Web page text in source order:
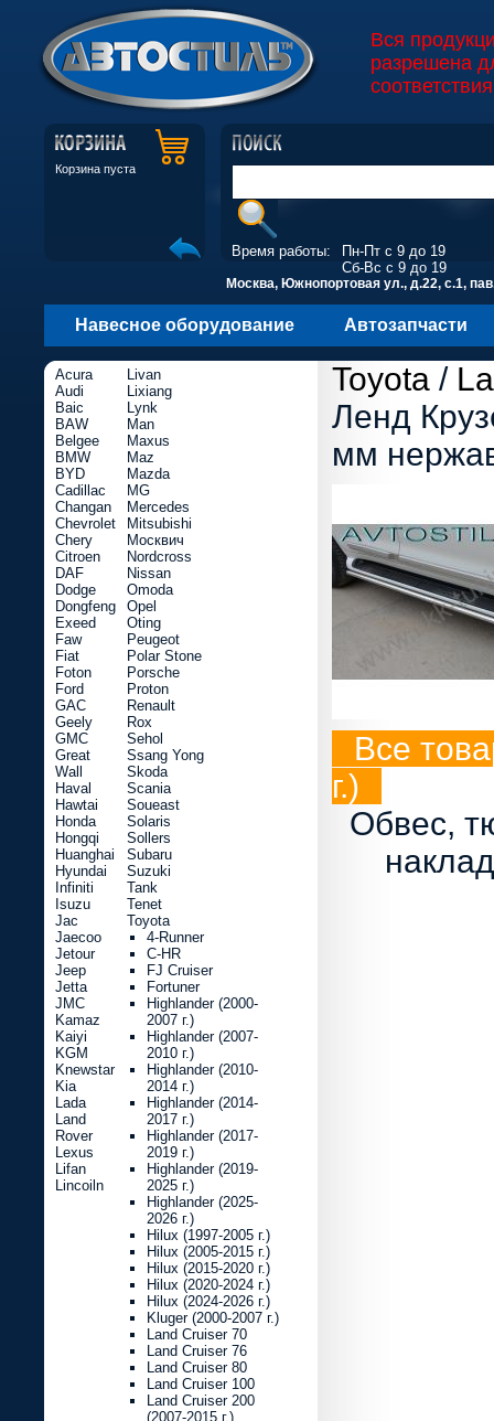
Вся
разрешена
Корзина пуста
Время работы:
Пн-Пт с 9 до 19
Сб-Вс с 9 до 19
Москва, Южнопортовая ул., д.22, с.1,
Навесное оборудование Автозапчасти
Toyota /
Ленд
мм
Все
г.)
Обвес,
Acura
Audi
Baic
BAW
Belgee
BMW
BYD
Cadillac
Changan
Chevrolet
Chery
Citroen
DAF
Dodge
Dongfeng
Exeed
Faw
Fiat
Foton
Ford
GAC
Geely
GMC
Great
Wall
Haval
Hawtai
Honda
Hongqi
Huanghai
Hyundai
Infiniti
Isuzu
Jac
Jaecoo
Jetour
Jeep
Jetta
JMC
Kamaz
Kaiyi
KGM
Knewstar
Kia
Lada
Land
Rover
Lexus
Lifan
Lincoiln
Livan
Lixiang
Lynk
Man
Maxus
Maz
Mazda
MG
Mercedes
Mitsubishi
Москвич
Nordcross
Nissan
Omoda
Opel
Oting
Peugeot
Polar Stone
Porsche
Proton
Renault
Rox
Sehol
Ssang Yong
Skoda
Scania
Soueast
Solaris
Sollers
Subaru
Suzuki
Tank
Tenet
Toyota
4-Runner
C-HR
FJ Cruiser
Fortuner
Highlander (2000-
2007 г.)
Highlander (2007-
2010 г.)
Highlander (2010-
2014 г.)
Highlander (2014-
2017 г.)
Highlander (2017-
2019 г.)
Highlander (2019-
2025 г.)
Highlander (2025-
2026 г.)
Hilux (1997-2005 г.)
Hilux (2005-2015 г.)
Hilux (2015-2020 г.)
Hilux (2020-2024 г.)
Hilux (2024-2026 г.)
Kluger (2000-2007 г.)
Land Cruiser 70
Land Cruiser 76
Land Cruiser 80
Land Cruiser 100
Land Cruiser 200
(2007-2015 г.)